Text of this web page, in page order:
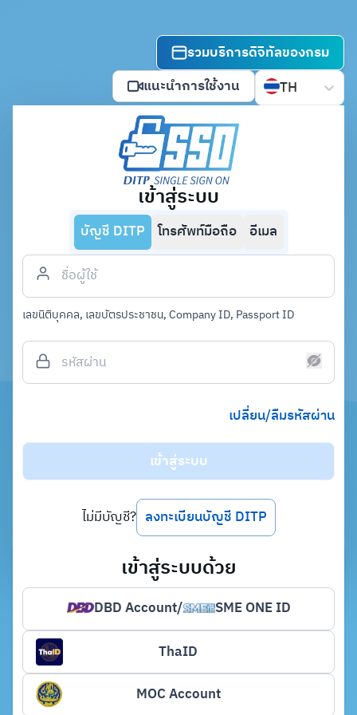
รวมบริการดิจิทัลของกรม
แนะนำการใช้งาน
TH
เข้าสู่ระบบ
บัญชี DITP โทรศัพท์มือถือ อีเมล
เลขนิติบุคคล, เลขบัตรประชาชน, Company ID, Passport ID
เปลี่ยน/ลืมรหัสผ่าน
เข้าสู่ระบบ
ไม่มีบัญชี? ลงทะเบียนบัญชี DITP
เข้าสู่ระบบด้วย
DBD Account/
SME ONE ID
ThaID
MOC Account